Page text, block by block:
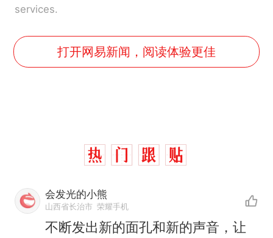
services.
打开网易新闻，阅读体验更佳
会发光的小熊
山西省长治市 荣耀手机
不断发出新的面孔和新的声音，让
热
么？
新 那个在床头放菜刀的女孩，